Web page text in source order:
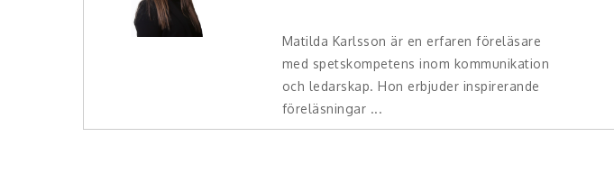
Matilda Karlsson är en erfaren föreläsare
med spetskompetens inom kommunikation
och ledarskap. Hon erbjuder inspirerande
föreläsningar ...